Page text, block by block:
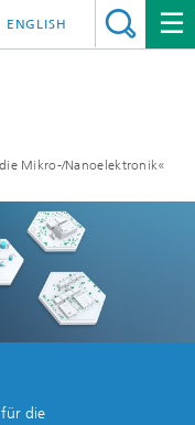
Mikro-/Nanoelektronik«
ENGLISH
die